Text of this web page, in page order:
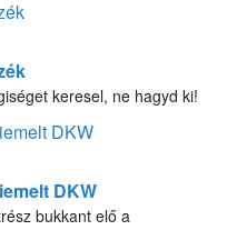
keresel, ne hagyd ki!
DKW
bukkant elő a